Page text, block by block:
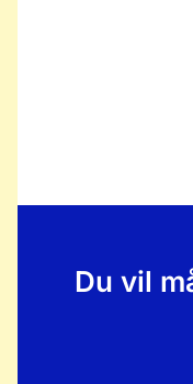
Du vil